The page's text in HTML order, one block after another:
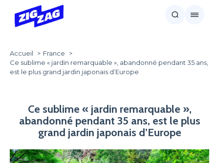
Accueil
France
Ce sublime « jardin remarquable », abandonné pendant 35 ans,
est le plus grand jardin japonais d’Europe
Ce sublime « jardin remarquable »,
abandonné pendant 35 ans, est le plus
grand jardin japonais d’Europe